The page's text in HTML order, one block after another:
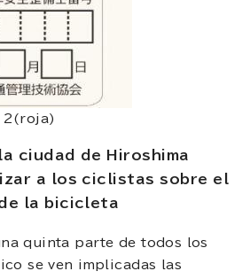
2(roja)
ciudad de Hiroshima
a los ciclistas sobre el
la bicicleta
quinta parte de todos los
se ven implicadas las